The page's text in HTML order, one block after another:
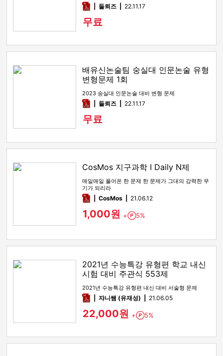
pdf들뢰즈 22.11.17
무료
배유신논술팀 숭실대 인문논술 유형
변형문제 1회
2023 숭실대 인문논술 대비 변형 문제
pdf들뢰즈 22.11.17
무료
CosMos 지구과학 I Daily N제
매일매일 풀어온 한 문제 한 문제가 그대의 강력한 무
기가 되리라
pdfCosMos 21.06.12
1,000원 + Point
5%
2021년 수능특강 유형편 학교 내신
시험 대비 주관식 553제
2021년 수능특강 유형편 내신 대비 서술형 문제
pdf쟈니쌤 (유재성) 21.06.05
22,000원 + Point
5%